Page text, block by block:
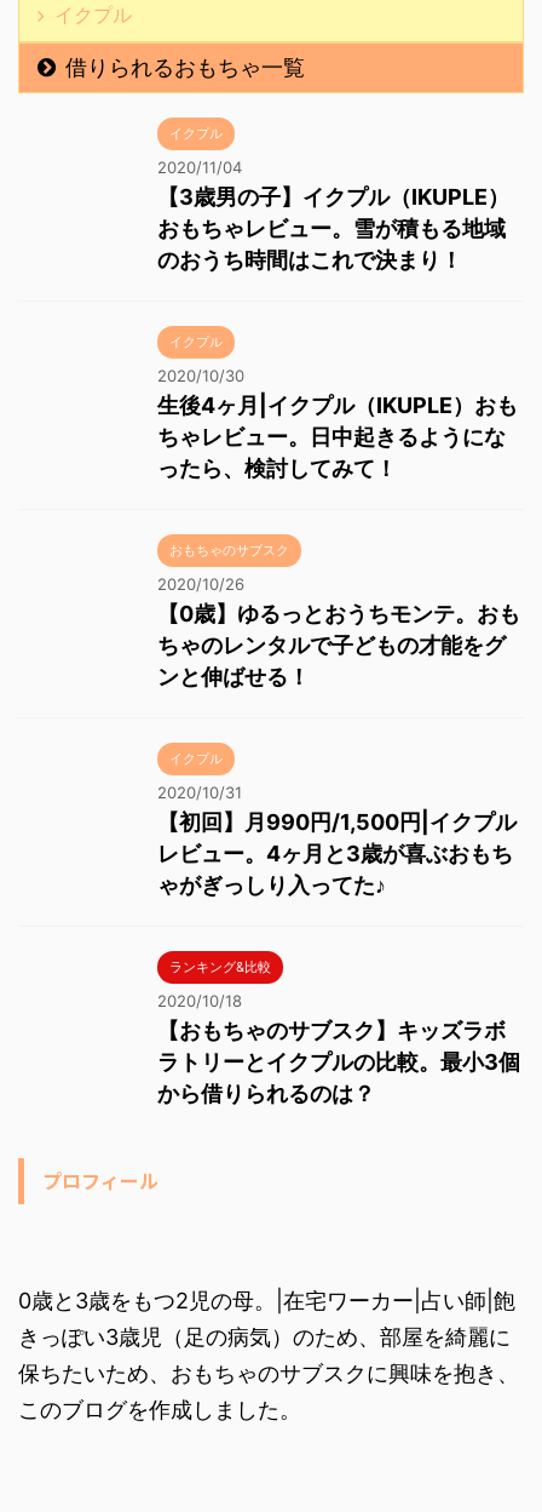
イクプル
借りられるおもちゃ一覧
イクプル
2020/11/04
【3歳男の子】イクプル（IKUPLE）
おもちゃレビュー。雪が積もる地域
のおうち時間はこれで決まり！
イクプル
2020/10/30
生後4ヶ月|イクプル（IKUPLE）おも
ちゃレビュー。日中起きるようにな
ったら、検討してみて！
おもちゃのサブスク
2020/10/26
【0歳】ゆるっとおうちモンテ。おも
ちゃのレンタルで子どもの才能をグ
ンと伸ばせる！
イクプル
2020/10/31
【初回】月990円/1,500円|イクプル
レビュー。4ヶ月と3歳が喜ぶおもち
ゃがぎっしり入ってた♪
ランキング&比較
2020/10/18
【おもちゃのサブスク】キッズラボ
ラトリーとイクプルの比較。最小3個
から借りられるのは？
プロフィール
0歳と3歳をもつ2児の母。|在宅ワーカー|占い師|飽
きっぽい3歳児（足の病気）のため、部屋を綺麗に
保ちたいため、おもちゃのサブスクに興味を抱き、
このブログを作成しました。